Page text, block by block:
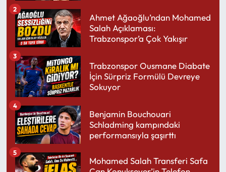
Ahmet Ağaoğlu’ndan Mohamed
Salah Açıklaması:
Trabzonspor’a Çok Yakışır
2
Trabzonspor Ousmane Diabate
İçin Sürpriz Formülü Devreye
Sokuyor
3
Benjamin Bouchouari
Schladming kampındaki
performansıyla şaşırttı
4
Mohamed Salah Transferi Safa
5